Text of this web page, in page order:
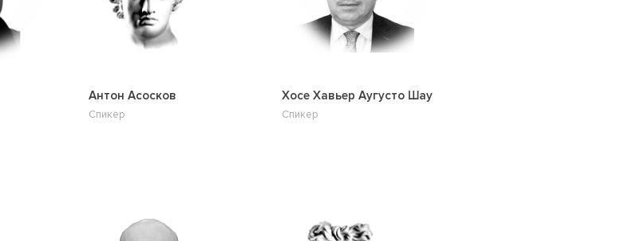
Антон Асосков
Спикер
Хосе Хавьер Аугусто Шау
Спикер